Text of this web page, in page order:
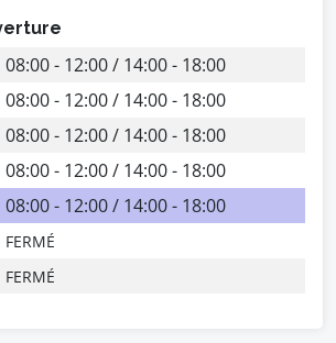
08:00 - 12:00 / 14:00 - 18:00
08:00 - 12:00 / 14:00 - 18:00
08:00 - 12:00 / 14:00 - 18:00
08:00 - 12:00 / 14:00 - 18:00
08:00 - 12:00 / 14:00 - 18:00
FERMÉ
FERMÉ